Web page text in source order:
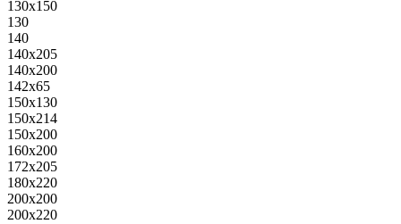
130х150
130
140
140х205
140х200
142х65
150х130
150х214
150х200
160х200
172х205
180х220
200х200
200х220